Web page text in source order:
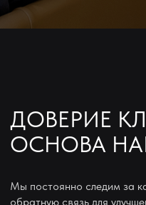
У вас есть
проект или
ДОВЕРИЕ
ОСНОВА
Мы постоянно следим за
обратную связь для